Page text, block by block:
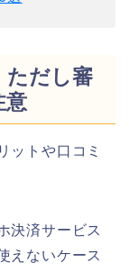
ただし審
意
ットや口コミ
決済サービス
えないケース